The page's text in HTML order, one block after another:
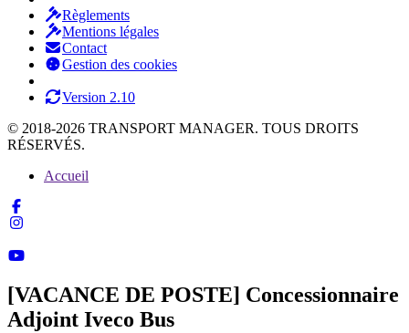
Règlements
Mentions légales
Contact
Gestion des cookies
Version 2.10
© 2018-2026 TRANSPORT MANAGER. TOUS DROITS
RÉSERVÉS.
Accueil
[VACANCE DE POSTE] Concessionnaire
Adjoint Iveco Bus